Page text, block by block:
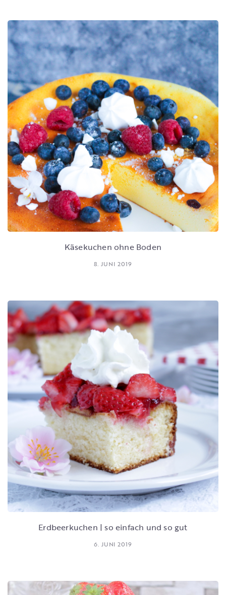
Käsekuchen ohne Boden
8. JUNI 2019
Erdbeerkuchen | so einfach und so gut
6. JUNI 2019